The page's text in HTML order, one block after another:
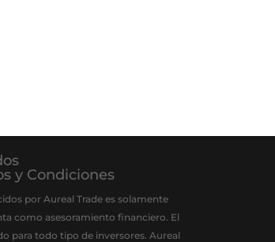
y Condiciones
por Aureal Trade es solamente
como asesoramiento financiero. El
para todo tipo de inversores. Aureal